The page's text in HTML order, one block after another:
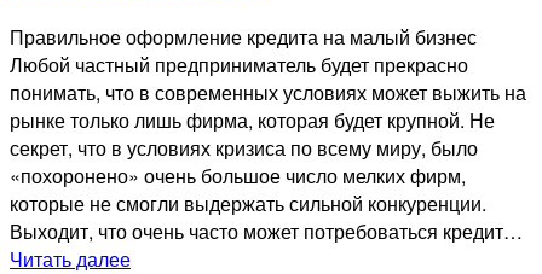
Правильное оформление кредита на малый бизнес
Любой частный предприниматель будет прекрасно
понимать, что в современных условиях может выжить на
рынке только лишь фирма, которая будет крупной. Не
секрет, что в условиях кризиса по всему миру, было
«похоронено» очень большое число мелких фирм,
которые не смогли выдержать сильной конкуренции.
Выходит, что очень часто может потребоваться кредит…
Читать далееПравильное